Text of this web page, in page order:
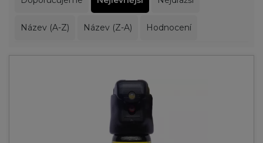
Název (A-Z) Název (Z-A) Hodnocení